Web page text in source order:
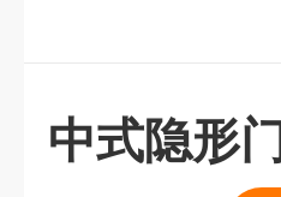
中式隐形门